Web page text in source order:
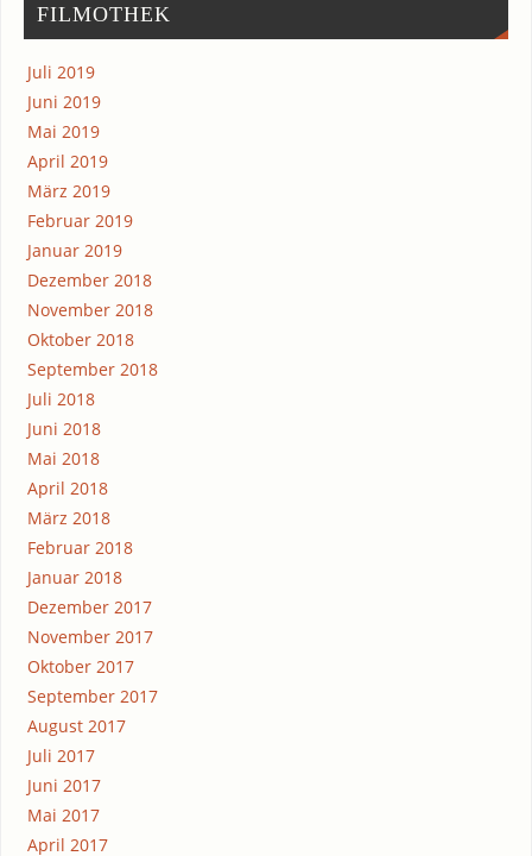
FIL­MO­THEK
Juli 2019
Juni 2019
Mai 2019
April 2019
März 2019
Februar 2019
Januar 2019
Dezember 2018
November 2018
Oktober 2018
September 2018
Juli 2018
Juni 2018
Mai 2018
April 2018
März 2018
Februar 2018
Januar 2018
Dezember 2017
November 2017
Oktober 2017
September 2017
August 2017
Juli 2017
Juni 2017
Mai 2017
April 2017